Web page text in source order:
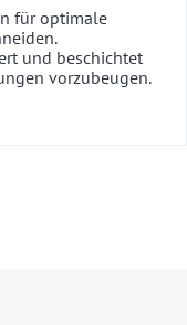
für optimale
und beschichtet
vorzubeugen.